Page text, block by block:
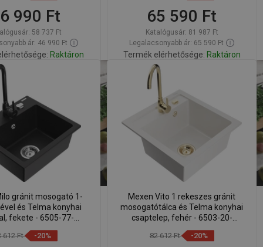
990 Ft
58 737 Ft
ár: 46 990 Ft
Raktáron
65 590 Ft
Katalógusár: 81 987 Ft
Legalacsonyabb ár: 65 590 Ft
Termék elérhetősége: Raktáron
Hasonlítsa
össze
gránit mosogató 1-
és Telma konyhai
fekete - 6505-77-
670200-70
612 Ft -20%
Mexen Vito 1 rekeszes gránit
mosogatótálca és Telma konyhai
csaptelep, fehér - 6503-20-
670200-50
82 612 Ft -20%